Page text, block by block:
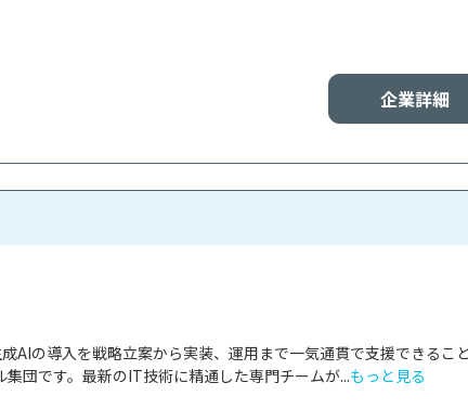
企業詳細
AIの導入を戦略立案から実装、運用まで一気通貫で支援できるこ
団です。最新のIT技術に精通した専門チームが...もっと見る